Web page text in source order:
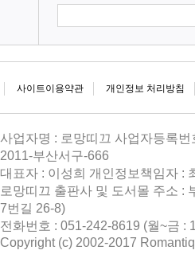
사이트이용약관 개인정보 처리방침
사업자명 : 로망띠끄 사업자등록
2011-부산서구-666
대표자 : 이성희 개인정보책임자 :
로망띠끄 출판사 및 도서몰 주소 :
7번길 26-8)
전화번호 : 051-242-8619 (월~금 :
Copyright (c) 2002-2017